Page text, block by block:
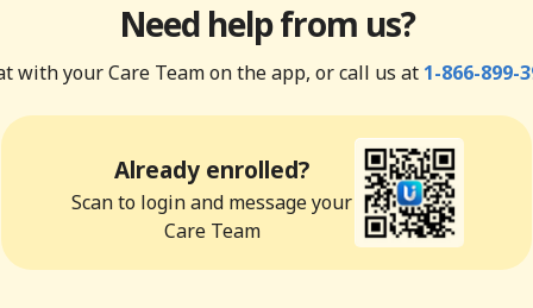
Need help from us?
with your Care Team on the app, or call us at 1-866-899-
Already enrolled?
Scan to login and message your
Care Team